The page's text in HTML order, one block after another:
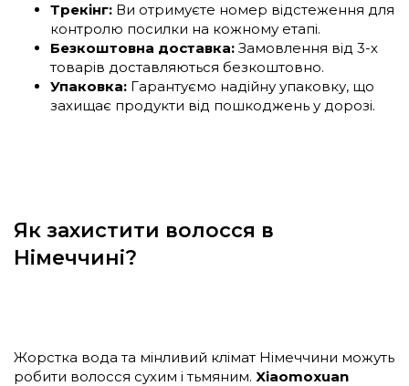
Трекінг: Ви отримуєте номер відстеження для
контролю посилки на кожному етапі.
Безкоштовна доставка: Замовлення від 3-х
товарів доставляються безкоштовно.
Упаковка: Гарантуємо надійну упаковку, що
захищає продукти від пошкоджень у дорозі.
Як захистити волосся в
Німеччині?
Жорстка вода та мінливий клімат Німеччини можуть
робити волосся сухим і тьмяним. Xiaomoxuan